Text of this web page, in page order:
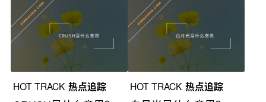
HOT TRACK 热点追踪 HOT TRACK 热点追踪